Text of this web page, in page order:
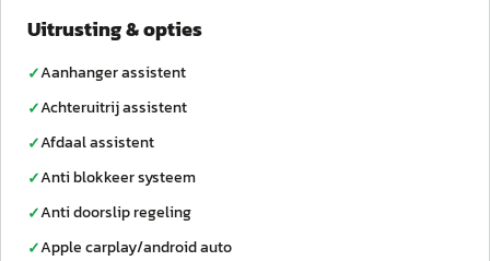
Uitrusting & opties
✓Aanhanger assistent
✓Achteruitrij assistent
✓Afdaal assistent
✓Anti blokkeer systeem
✓Anti doorslip regeling
✓Apple carplay/android auto